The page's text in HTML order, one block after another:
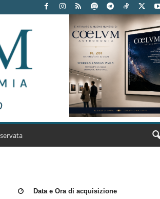
Data e Ora di acquisizione